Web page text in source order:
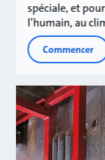
spéciale, et
l’humain, au
Commencer